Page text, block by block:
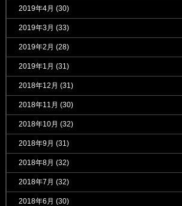
2019年4月 (30)
2019年3月 (33)
2019年2月 (28)
2019年1月 (31)
2018年12月 (31)
2018年11月 (30)
2018年10月 (32)
2018年9月 (31)
2018年8月 (32)
2018年7月 (32)
2018年6月 (30)